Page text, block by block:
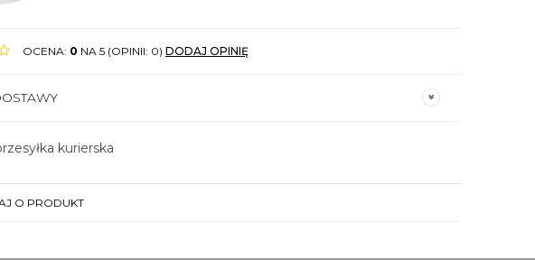
OCENA: 0 NA 5 (OPINII: 0) DODAJ OPINIĘ
kurierska
O PRODUKT